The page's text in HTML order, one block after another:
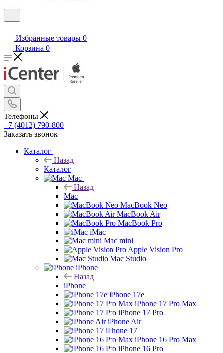
Избранные товары 0
Корзина 0
Телефоны
+7 (4012) 790-800
Заказать звонок
Каталог
Назад
Каталог
Mac
Назад
Mac
MacBook Neo
MacBook Air
MacBook Pro
iMac
Mac mini
Apple Vision Pro
Mac Studio
iPhone
Назад
iPhone
iPhone 17e
iPhone 17 Pro Max
iPhone 17 Pro
iPhone Air
iPhone 17
iPhone 16 Pro Max
iPhone 16 Pro